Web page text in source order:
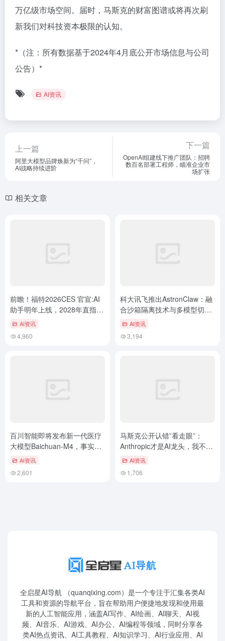
万亿级市场空间。届时，马斯克的财富图谱或将再次刷
新我们对科技资本极限的认知。
*（注：所有数据基于2024年4月底公开市场信息与公司
公告）*
AI资讯
上一篇
阿里大模型品牌焕新为“千问”，
AI战略持续进阶
下一篇
OpenAI组建线下推广团队：招聘
数百名部署工程师，瞄准企业市
场扩张
相关文章
前瞻！福特2026CES 官宣:AI
助手明年上线，2028年直指
“无视线”自动驾驶
AI资讯
4,960
科大讯飞推出AstronClaw：融
合沙箱隔离技术与多模型切换
功能AI资讯
3,194
百川智能即将发布新一代医疗
大模型Baichuan-M4，事实性
幻觉率仅3.3%
AI资讯
2,601
马斯克公开认错”看走眼”：
Anthropic才是AI龙头，我不会
拔它服务器
AI资讯
1,706
全启星AI导航 （quanqixing.com）是一个专注于汇集各类AI
工具和资源的导航平台，旨在帮助用户便捷地发现和使用最
新的人工智能应用，涵盖AI写作、AI绘画、AI聊天、AI视
频、AI音乐、AI游戏、AI办公、AI编程等领域，同时分享各
类AI热点资讯、AI工具教程、AI知识学习、AI行业应用、AI